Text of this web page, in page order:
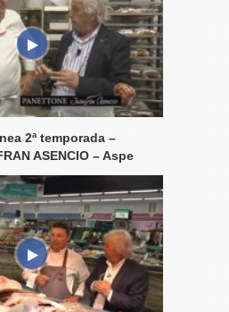
2ª temporada –
ASENCIO – Aspe